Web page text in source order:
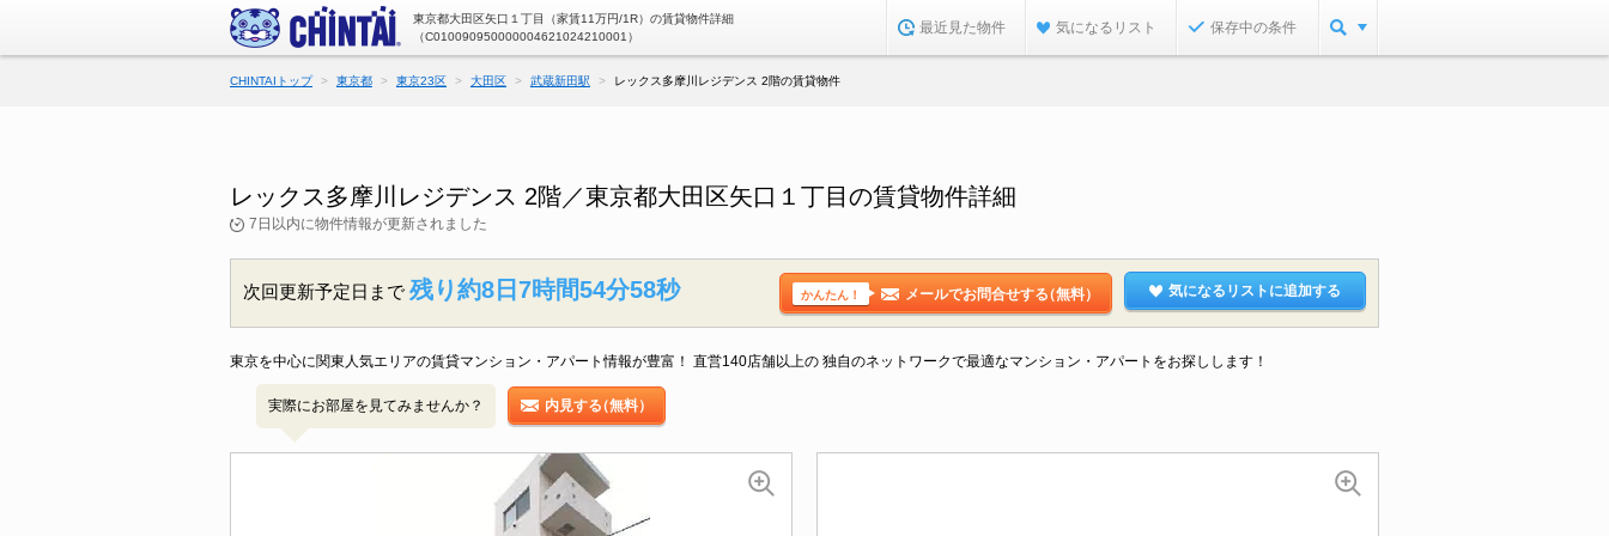
東京都大田区矢口１丁目（家賃11万円/1R）の賃貸物件詳細
（C010090950000004621024210001）
最近見た物件 気になるリスト 保存中の条件
CHINTAIトップ 東京都 東京23区 大田区 武蔵新田駅 レックス多摩川レジデンス 2階の賃貸物件
レックス多摩川レジデンス 2階／東京都大田区矢口１丁目の賃貸物件詳細
7日以内に物件情報が更新されました
次回更新予定日まで 残り約8日7時間54分58秒 かんたん！ メールでお問合せする（無料） 気になるリストに追加する
東京を中心に関東人気エリアの賃貸マンション・アパート情報が豊富！ 直営140店舗以上の 独自のネットワークで最適なマンション・アパートをお探しします！
実際にお部屋を見てみませんか？ 内見する（無料）